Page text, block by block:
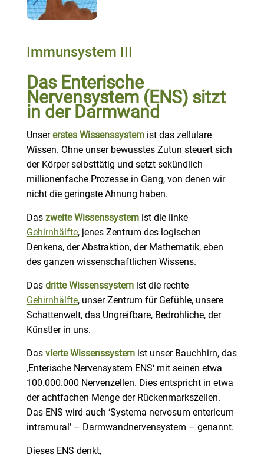
Immunsystem III
Das Enterische
Nervensystem (ENS) sitzt
in der Darmwand
Unsererstes Wissenssystemist das zellulare
Wissen. Ohne unser bewusstes Zutun steuert sich
der Körper selbsttätig und setzt sekündlich
millionenfache Prozesse in Gang, von denen wir
nicht die geringste Ahnung haben.
Das zweite Wissenssystemist die linke
Gehirnhälfte, jenes Zentrum des logischen
Denkens, der Abstraktion, der Mathematik, eben
des ganzen wissenschaftlichen Wissens.
Das dritte Wissenssystemist die rechte
Gehirnhälfte, unser Zentrum für Gefühle, unsere
Schattenwelt, das Ungreifbare, Bedrohliche, der
Künstler in uns.
Das vierte Wissenssystemist unser Bauchhirn, das
‚Enterische Nervensystem ENS‘ mit seinen etwa
100.000.000 Nervenzellen. Dies entspricht in etwa
der achtfachen Menge der Rückenmarkszellen.
Das ENS wird auch ‘Systema nervosum entericum
intramural’ – Darmwandnervensystem – genannt.
Dieses ENS denkt,